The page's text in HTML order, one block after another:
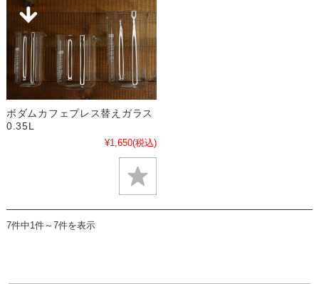
ボダムカフェプレス替えガラス
0.35L
¥1,650(税込)
7件中1件～7件を表示